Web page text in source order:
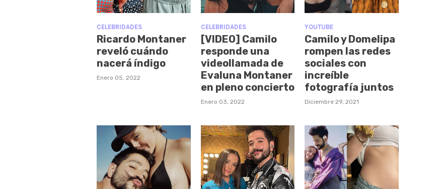
CELEBRIDADES
Ricardo Montaner
reveló cuándo
nacerá índigo
Enero 05, 2022
CELEBRIDADES
[VIDEO] Camilo
responde una
videollamada de
Evaluna Montaner
en pleno concierto
Enero 03, 2022
YOUTUBE
Camilo y Domelipa
rompen las redes
sociales con
increíble
fotografía juntos
Diciembre 29, 2021